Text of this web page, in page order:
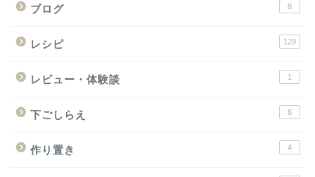
ブログ 8
レシピ 129
レビュー・体験談 1
下ごしらえ 6
作り置き 4